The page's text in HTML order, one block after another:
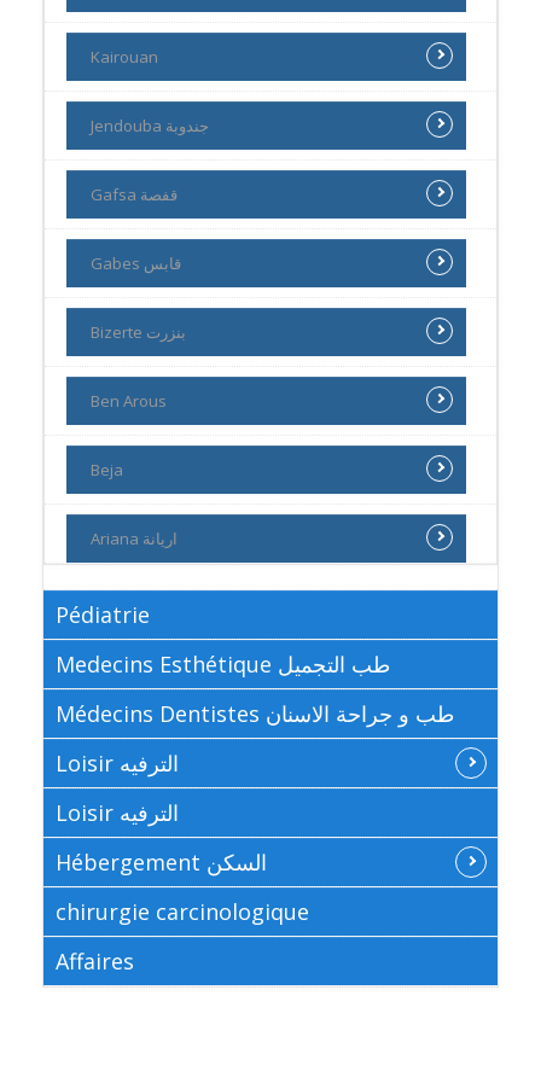
Kairouan
Jendouba جندوبة
Gafsa قفصة
Gabes قابس
Bizerte بنزرت
Ben Arous
Beja
Ariana اريانة
Pédiatrie
Medecins Esthétique طب التجميل
Médecins Dentistes طب و جراحة الاسنان
Loisir الترفيه
Loisir الترفيه
Hébergement السكن
chirurgie carcinologique
Affaires